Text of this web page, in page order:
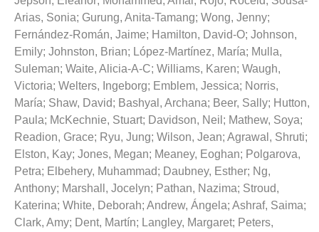
Arias, Sonia; Gurung, Anita-Tamang; Wong, Jenny;
Fernández-Román, Jaime; Hamilton, David-O; Johnson,
Emily; Johnston, Brian; López-Martínez, María; Mulla,
Suleman; Waite, Alicia-A-C; Williams, Karen; Waugh,
Victoria; Welters, Ingeborg; Emblem, Jessica; Norris,
María; Shaw, David; Bashyal, Archana; Beer, Sally; Hutton,
Paula; McKechnie, Stuart; Davidson, Neil ; Mathew, Soya;
Readion, Grace; Ryu, Jung; Wilson, Jean; Agrawal, Shruti;
Elston, Kay; Jones, Megan; Meaney, Eoghan; Polgarova,
Petra; Elbehery, Muhammad; Daubney, Esther; Ng,
Anthony; Marshall, Jocelyn; Pathan, Nazima; Stroud,
Katerina; White, Deborah; Andrew, Ángela; Ashraf, Saima;
Clark, Amy; Dent, Martín; Langley, Margaret; Peters,